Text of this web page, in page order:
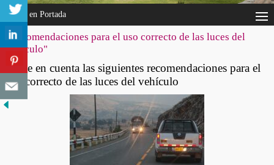
Cusco en Portada
"Recomendaciones para el uso correcto de las luces del
vehículo"
Tome en cuenta las siguientes recomendaciones para el
uso correcto de las luces del vehículo